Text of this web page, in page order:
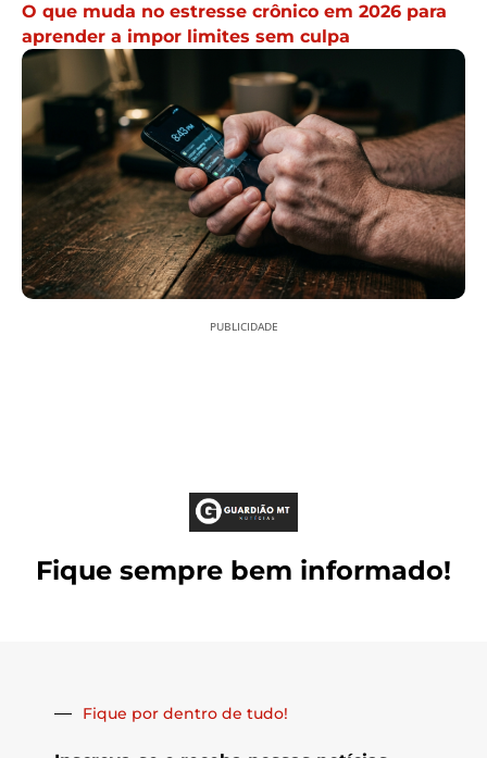
O que muda no estresse crônico em 2026 para
aprender a impor limites sem culpa
PUBLICIDADE
Fique sempre bem informado!
Fique por dentro de tudo!